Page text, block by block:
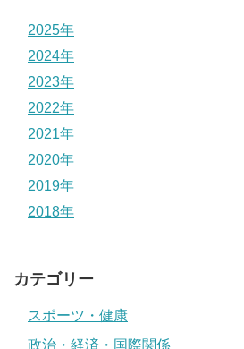
2025年
2024年
2023年
2022年
2021年
2020年
2019年
2018年
カテゴリー
スポーツ・健康
政治・経済・国際関係